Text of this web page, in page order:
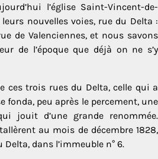
l’église Saint-Vincent-de-
nouvelles voies, rue du Delta :
de Valenciennes, et nous savons
de l’époque que déjà on ne s’y
ces trois rues du Delta, celle qui a
fonda, peu après le percement, une
jouit d’une grande renommée.
au mois de décembre 1828,
dans l’immeuble n° 6.